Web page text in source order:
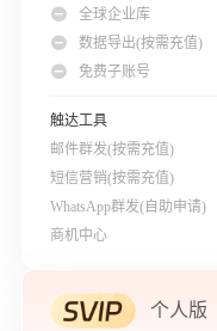
全球企业库
数据导出(按需充值)
免费子账号
触达工具
邮件群发(按需充值)
短信营销(按需充值)
WhatsApp群发(自助申请)
商机中心
个人版